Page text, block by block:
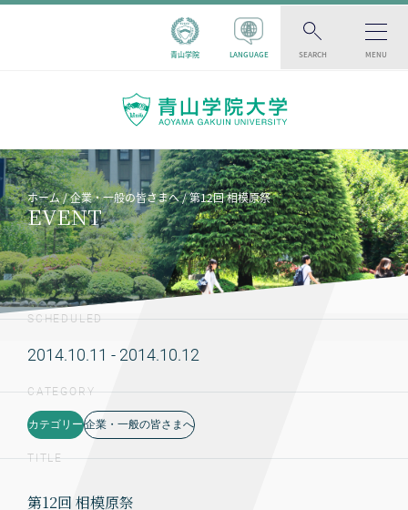
青山学院 LANGUAGE SEARCH MENU
ホーム 企業・一般の皆さまへ 第12回 相模原祭
EVENT
SCHEDULED
2014.10.11 - 2014.10.12
CATEGORY
カテゴリー 企業・一般の皆さまへ
TITLE
第12回 相模原祭